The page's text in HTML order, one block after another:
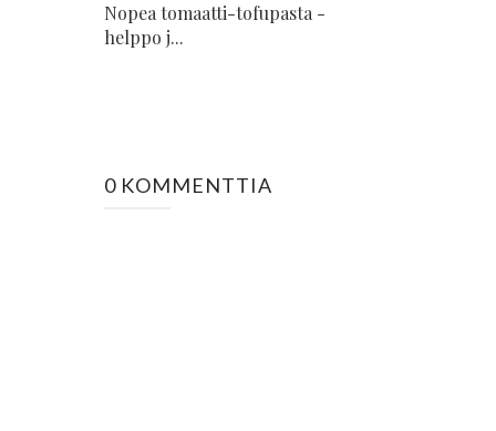
Nopea tomaatti-tofupasta -
helppo j...
0 KOMMENTTIA